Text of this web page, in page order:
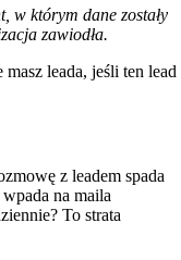
w którym dane zostały
zawiodła.
leada, jeśli ten lead
z leadem spada
na maila
To strata